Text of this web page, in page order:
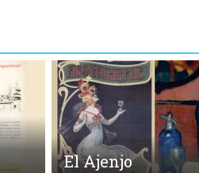
El Ajenjo